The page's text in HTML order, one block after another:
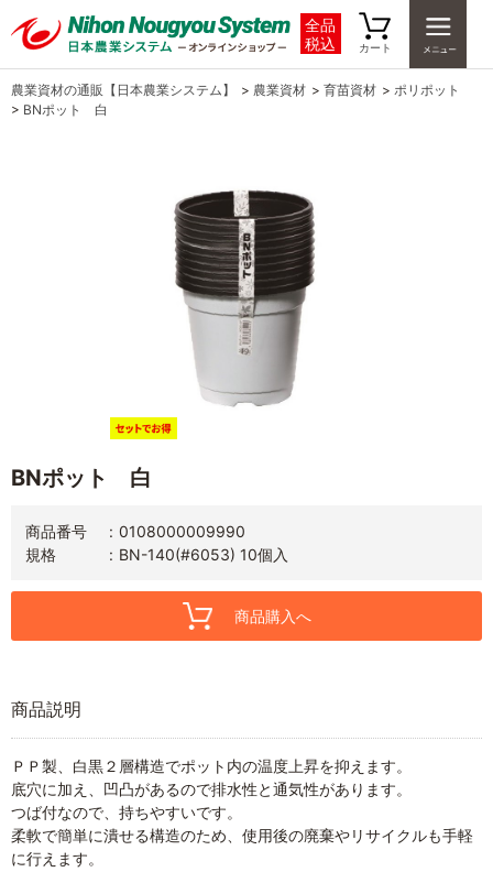
全品
税込
カート
農業資材の通販【日本農業システム】 > 農業資材 > 育苗資材 > ポリポット
> BNポット 白
BNポット 白
商品番号
0108000009990
規格
BN-140(#6053) 10個入
商品購入へ
商品説明
ＰＰ製、白黒２層構造でポット内の温度上昇を抑えます。
底穴に加え、凹凸があるので排水性と通気性があります。
つば付なので、持ちやすいです。
柔軟で簡単に潰せる構造のため、使用後の廃棄やリサイクルも手軽
に行えます。